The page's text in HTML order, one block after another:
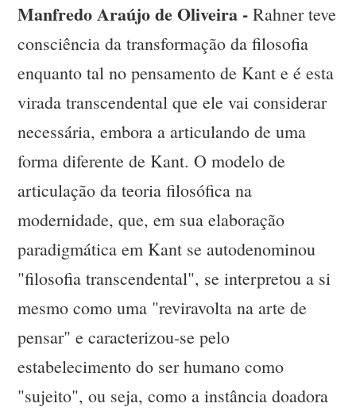
Manfredo Araújo de Oliveira - Rahner teve
consciência da transformação da filosofia
enquanto tal no pensamento de Kant e é esta
virada transcendental que ele vai considerar
necessária, embora a articulando de uma
forma diferente de Kant. O modelo de
articulação da teoria filosófica na
modernidade, que, em sua elaboração
paradigmática em Kant se autodenominou
"filosofia transcendental", se interpretou a si
mesmo como uma "reviravolta na arte de
pensar" e caracterizou-se pelo
estabelecimento do ser humano como
"sujeito", ou seja, como a instância doadora